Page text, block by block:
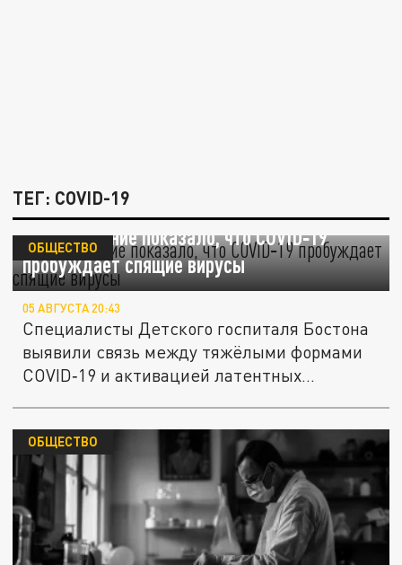
ТЕГ: COVID-19
Исследование показало, что COVID‑19
пробуждает спящие вирусы
ОБЩЕСТВО
05 АВГУСТА 20:43
Специалисты Детского госпиталя Бостона
выявили связь между тяжёлыми формами
COVID‑19 и активацией латентных...
ОБЩЕСТВО